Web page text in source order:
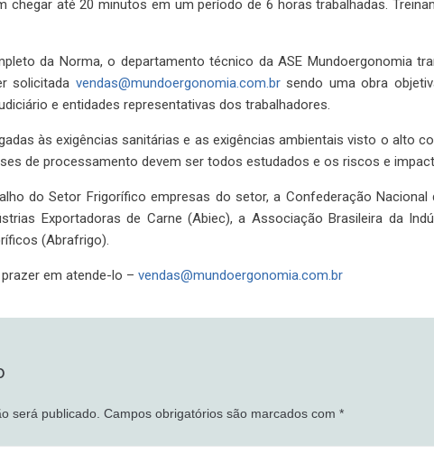
chegar até 20 minutos em um período de 6 horas trabalhadas.
da Norma, o departamento técnico da ASE Mundoergonomia
solicitada vendas@mundoergonomia.com.brsendo uma obra
e entidades representativas dos trabalhadores.
às exigências sanitárias e as exigências ambientais visto o alto
de processamento devem ser todos estudados e os riscos e
do Setor Frigorífico empresas do setor, a Confederação
Exportadoras de Carne (Abiec), a Associação Brasileira da
(Abrafrigo).
em atende-lo – vendas@mundoergonomia.com.br
será publicado. Campos obrigatórios são marcados com *